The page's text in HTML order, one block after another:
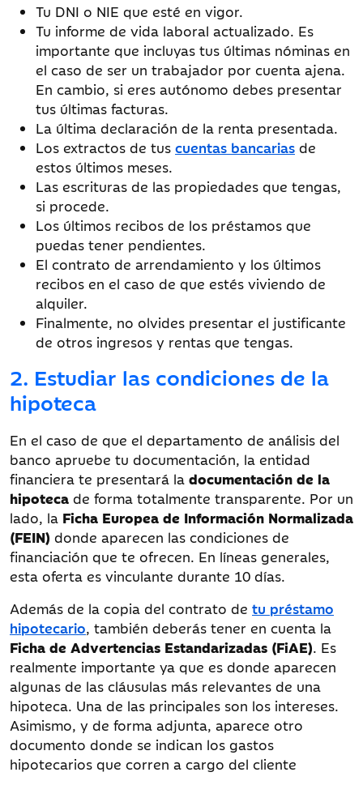
Tu DNI o NIE que esté en vigor.
Tu informe de vida laboral actualizado. Es
importante que incluyas tus últimas nóminas en
el caso de ser un trabajador por cuenta ajena.
En cambio, si eres autónomo debes presentar
tus últimas facturas.
La última declaración de la renta presentada.
Los extractos de tus cuentas bancarias de
estos últimos meses.
Las escrituras de las propiedades que tengas,
si procede.
Los últimos recibos de los préstamos que
puedas tener pendientes.
El contrato de arrendamiento y los últimos
recibos en el caso de que estés viviendo de
alquiler.
Finalmente, no olvides presentar el justificante
de otros ingresos y rentas que tengas.
2. Estudiar las condiciones de la
hipoteca
En el caso de que el departamento de análisis del
banco apruebe tu documentación, la entidad
financiera te presentará la documentación de la
hipoteca de forma totalmente transparente. Por un
lado, la Ficha Europea de Información Normalizada
(FEIN) donde aparecen las condiciones de
financiación que te ofrecen. En líneas generales,
esta oferta es vinculante durante 10 días.
Además de la copia del contrato de tu préstamo
hipotecario, también deberás tener en cuenta la
Ficha de Advertencias Estandarizadas (FiAE). Es
realmente importante ya que es donde aparecen
algunas de las cláusulas más relevantes de una
hipoteca. Una de las principales son los intereses.
Asimismo, y de forma adjunta, aparece otro
documento donde se indican los gastos
hipotecarios que corren a cargo del cliente